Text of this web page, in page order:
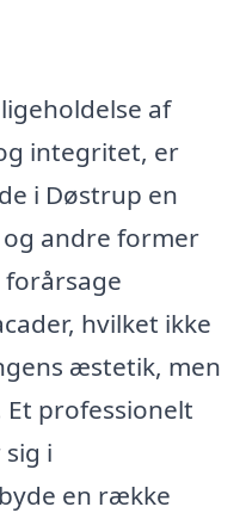
af
integritet, er
i Døstrup en
og andre former
hvilket ikke
æstetik, men
professionelt
i
en række